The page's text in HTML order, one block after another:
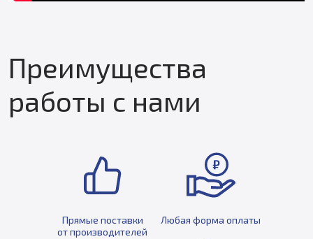
Преимущества
работы с нами
Прямые поставки
от производителей
Любая форма оплаты